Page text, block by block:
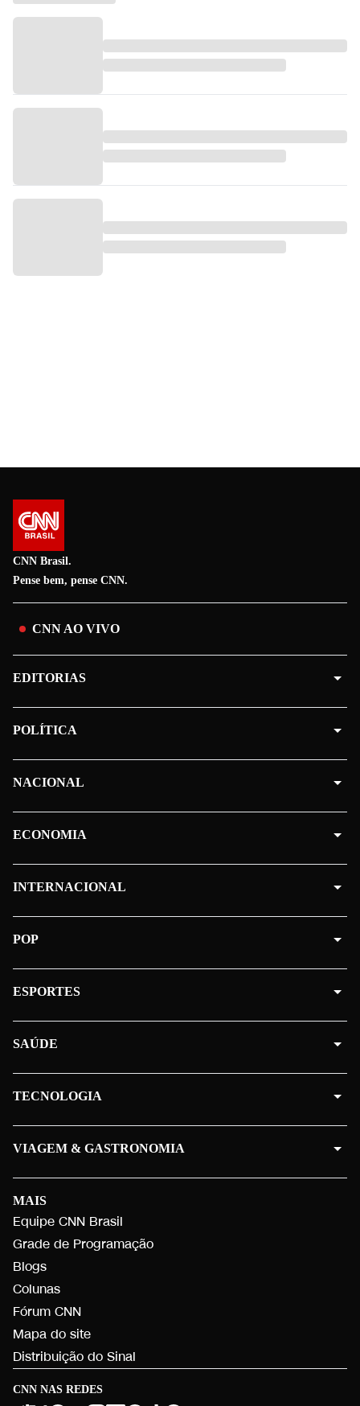
CNN Brasil.
Pense bem, pense CNN.
CNN AO VIVO
CNN NAS REDES
MAIS
Equipe CNN Brasil
Grade de Programação
Blogs
Colunas
Fórum CNN
Mapa do site
Distribuição do Sinal
EDITORIAS
POLÍTICA
NACIONAL
ECONOMIA
INTERNACIONAL
POP
ESPORTES
SAÚDE
TECNOLOGIA
VIAGEM & GASTRONOMIA